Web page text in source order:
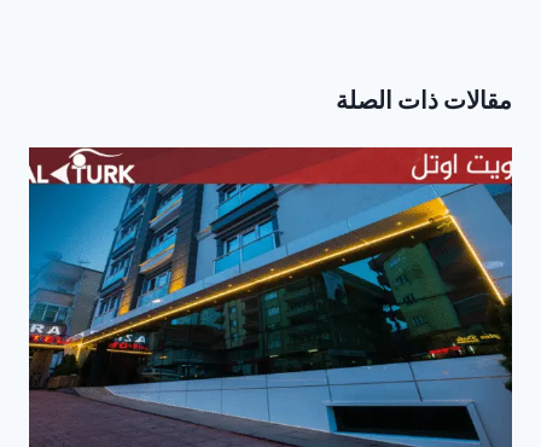
مقالات ذات الصلة